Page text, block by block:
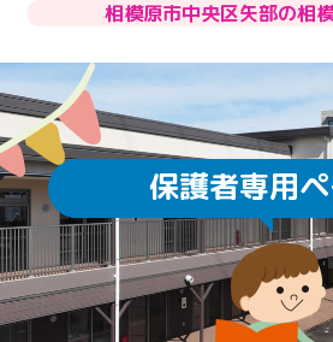
相模原市中央区矢部の相
保護者専用